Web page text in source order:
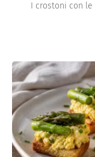
I crostoni con le